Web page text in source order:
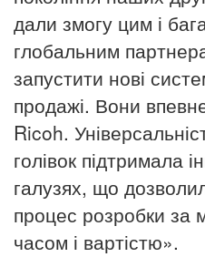
дали змогу цим і
глобальним
запустити нові
продажі. Вони
Ricoh.
голівок підтримала
галузях, що
процес розробки за
часом і вартістю».